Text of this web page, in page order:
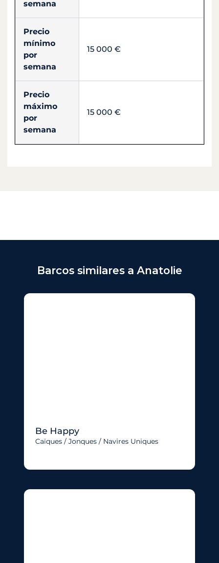
semana
Precio
mínimo
por
semana
15 000 €
Precio
máximo
por
semana
15 000 €
Barcos similares a Anatolie
Be Happy
Caïques / Jonques / Navires Uniques